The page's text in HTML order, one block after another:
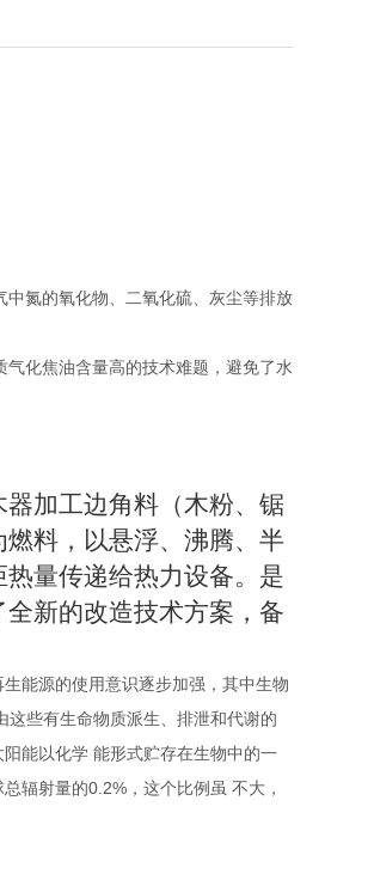
氮的氧化物、二氧化硫、灰尘等排放
化焦油含量高的技术难题，避免了水
加工边角料（木粉、锯
料，以悬浮、沸腾、半
量传递给热力设备。是
新的改造技术方案，备
能源的使用意识逐步加强，其中生物
这些有生命物质派生、排泄和代谢的
阳能以化学 能形式贮存在生物中的一
总辐射量的0.2% ，这个比例虽 不大，